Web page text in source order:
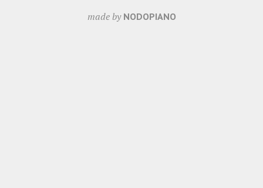
made by NODOPIANO